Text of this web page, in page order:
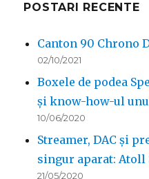
POSTARI RECENTE
Canton 90 Chrono
02/10/2021
Boxele de podea
și know-how-ul
10/06/2020
Streamer, DAC și
singur aparat: Atoll
21/05/2020